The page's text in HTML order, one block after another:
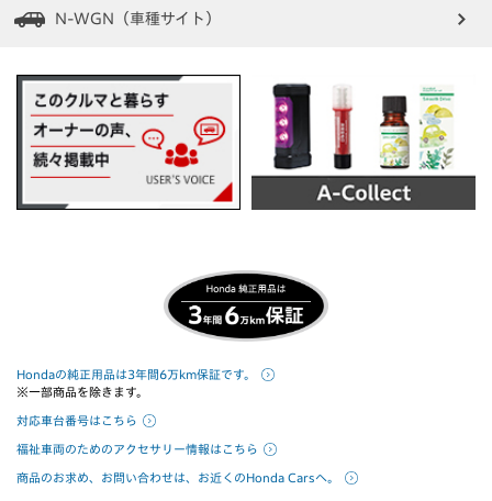
N-WGN（車種サイト）
Hondaの純正用品は3年間6万km保証です。
※一部商品を除きます。
対応車台番号はこちら
福祉車両のためのアクセサリー情報はこちら
商品のお求め、お問い合わせは、お近くのHonda Carsへ。